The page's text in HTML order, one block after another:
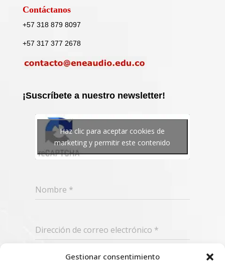
Gestionar consentimiento
Contáctanos
+57 318 879 8097
+57 317 377 2678
¡Suscríbete a nuestro newsletter!
Haz clic para aceptar cookies de
marketing y permitir este contenido
Nombre *
Dirección de correo electrónico *
Suscribir